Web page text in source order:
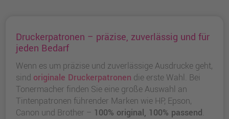
Druckerpatronen – präzise, zuverlässig und für
jeden Bedarf
Wenn es um präzise und zuverlässige Ausdrucke geht,
sind originale Druckerpatronen die erste Wahl. Bei
Tonermacher finden Sie eine große Auswahl an
Tintenpatronen führender Marken wie HP, Epson,
Canon und Brother – 100% original, 100% passend.